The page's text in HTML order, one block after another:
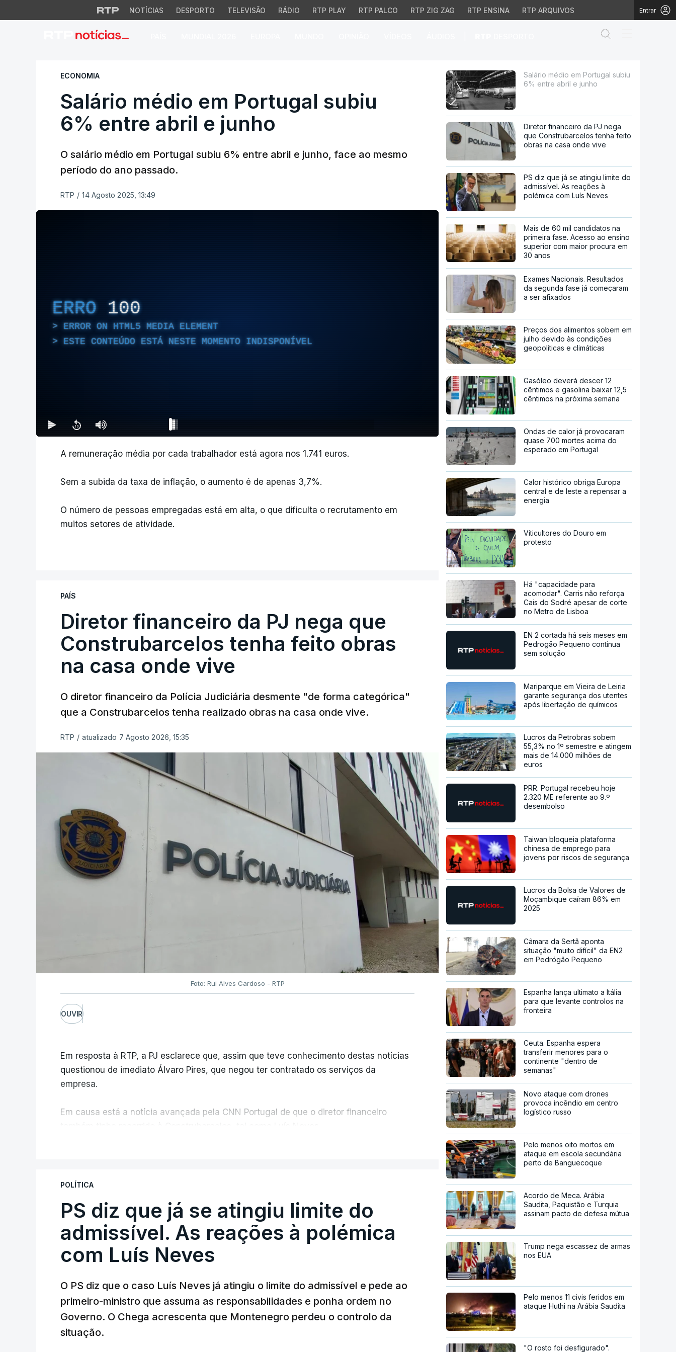
NOTÍCIAS DESPORTO TELEVISÃO RÁDIO RTP PLAY RTP PALCO RTP ZIG ZAG RTP ENSINA RTP ARQUIVOS Entrar
Salário médio em Portugal subiu 6% entre abril e junho
ECONOMIA
Salário médio em Portugal subiu
6% entre abril e junho
O salário médio em Portugal subiu 6% entre abril e junho, face ao mesmo
período do ano passado.
RTP / 14 Agosto 2025, 13:49
ERRO 100
ERROR ON HTML5 MEDIA ELEMENT
ESTE CONTEÚDO ESTÁ NESTE MOMENTO INDISPONÍVEL
A remuneração média por cada trabalhador está agora nos 1.741 euros.
Sem a subida da taxa de inflação, o aumento é de apenas 3,7%.
O número de pessoas empregadas está em alta, o que dificulta o recrutamento em
muitos setores de atividade.
PAÍS
Diretor financeiro da PJ nega que
Construbarcelos tenha feito obras
na casa onde vive
O diretor financeiro da Polícia Judiciária desmente "de forma categórica"
que a Construbarcelos tenha realizado obras na casa onde vive.
RTP / atualizado 7 Agosto 2026, 15:35
Foto: Rui Alves Cardoso - RTP
OUVIR
Em resposta à RTP, a PJ esclarece que, assim que teve conhecimento destas notícias
questionou de imediato Álvaro Pires, que negou ter contratado os serviços da
empresa.
Em causa está a notícia avançada pela CNN Portugal de que o diretor financeiro
ARTIGOS RELACIONADOS
Empreiteiro da Construbarcelos também fez obras na casa do
diretor financeiro da PJ
atualizado 7 Agosto 2026, 14:25
Empreiteiro que fez obras na casa de Luís Neves também
trabalhou para o diretor financeiro da PJ
atualizado 7 Agosto 2026, 14:26
POLÍTICA
PS diz que já se atingiu limite do
admissível. As reações à polémica
com Luís Neves
O PS diz que o caso Luís Neves já atingiu o limite do admissível e pede ao
primeiro-ministro que assuma as responsabilidades e ponha ordem no
Governo. O Chega acrescenta que Montenegro perdeu o controlo da
situação.
Salário médio em Portugal subiu
6% entre abril e junho
Diretor financeiro da PJ nega
que Construbarcelos tenha feito
obras na casa onde vive
PS diz que já se atingiu limite do
admissível. As reações à
polémica com Luís Neves
Mais de 60 mil candidatos na
primeira fase. Acesso ao ensino
superior com maior procura em
30 anos
Exames Nacionais. Resultados
da segunda fase já começaram
a ser afixados
Preços dos alimentos sobem em
julho devido às condições
geopolíticas e climáticas
Gasóleo deverá descer 12
cêntimos e gasolina baixar 12,5
cêntimos na próxima semana
Ondas de calor já provocaram
quase 700 mortes acima do
esperado em Portugal
Calor histórico obriga Europa
central e de leste a repensar a
energia
Viticultores do Douro em
protesto
Há "capacidade para
acomodar". Carris não reforça
Cais do Sodré apesar de corte
no Metro de Lisboa
EN 2 cortada há seis meses em
Pedrogão Pequeno continua
sem solução
Mariparque em Vieira de Leiria
garante segurança dos utentes
após libertação de químicos
Lucros da Petrobras sobem
55,3% no 1º semestre e atingem
mais de 14.000 milhões de
euros
PRR. Portugal recebeu hoje
2.320 ME referente ao 9.º
desembolso
Taiwan bloqueia plataforma
chinesa de emprego para
jovens por riscos de segurança
Lucros da Bolsa de Valores de
Moçambique caíram 86% em
2025
Câmara da Sertã aponta
situação "muito difícil" da EN2
em Pedrógão Pequeno
Espanha lança ultimato a Itália
para que levante controlos na
fronteira
Ceuta. Espanha espera
transferir menores para o
continente "dentro de
semanas"
Novo ataque com drones
provoca incêndio em centro
logístico russo
Pelo menos oito mortos em
ataque em escola secundária
perto de Banguecoque
Acordo de Meca. Arábia
Saudita, Paquistão e Turquia
assinam pacto de defesa mútua
Trump nega escassez de armas
nos EUA
Pelo menos 11 civis feridos em
ataque Huthi na Arábia Saudita
"O rosto foi desfigurado".